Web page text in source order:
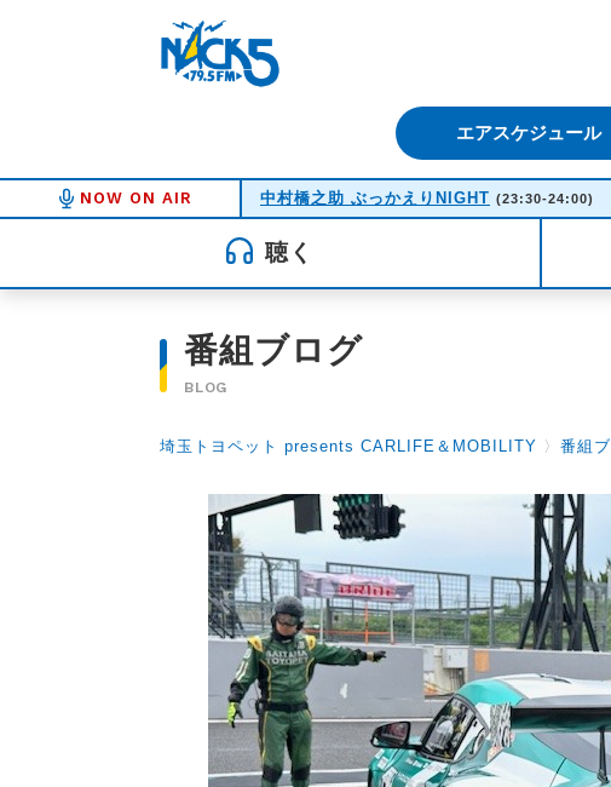
エアスケジュール
NOW ON AIR 中村橋之助 ぶっかえりNIGHT (23:30-24:00)
聴く
番組ブログ
BLOG
埼玉トヨペット presents CARLIFE＆MOBILITY 〉 番組